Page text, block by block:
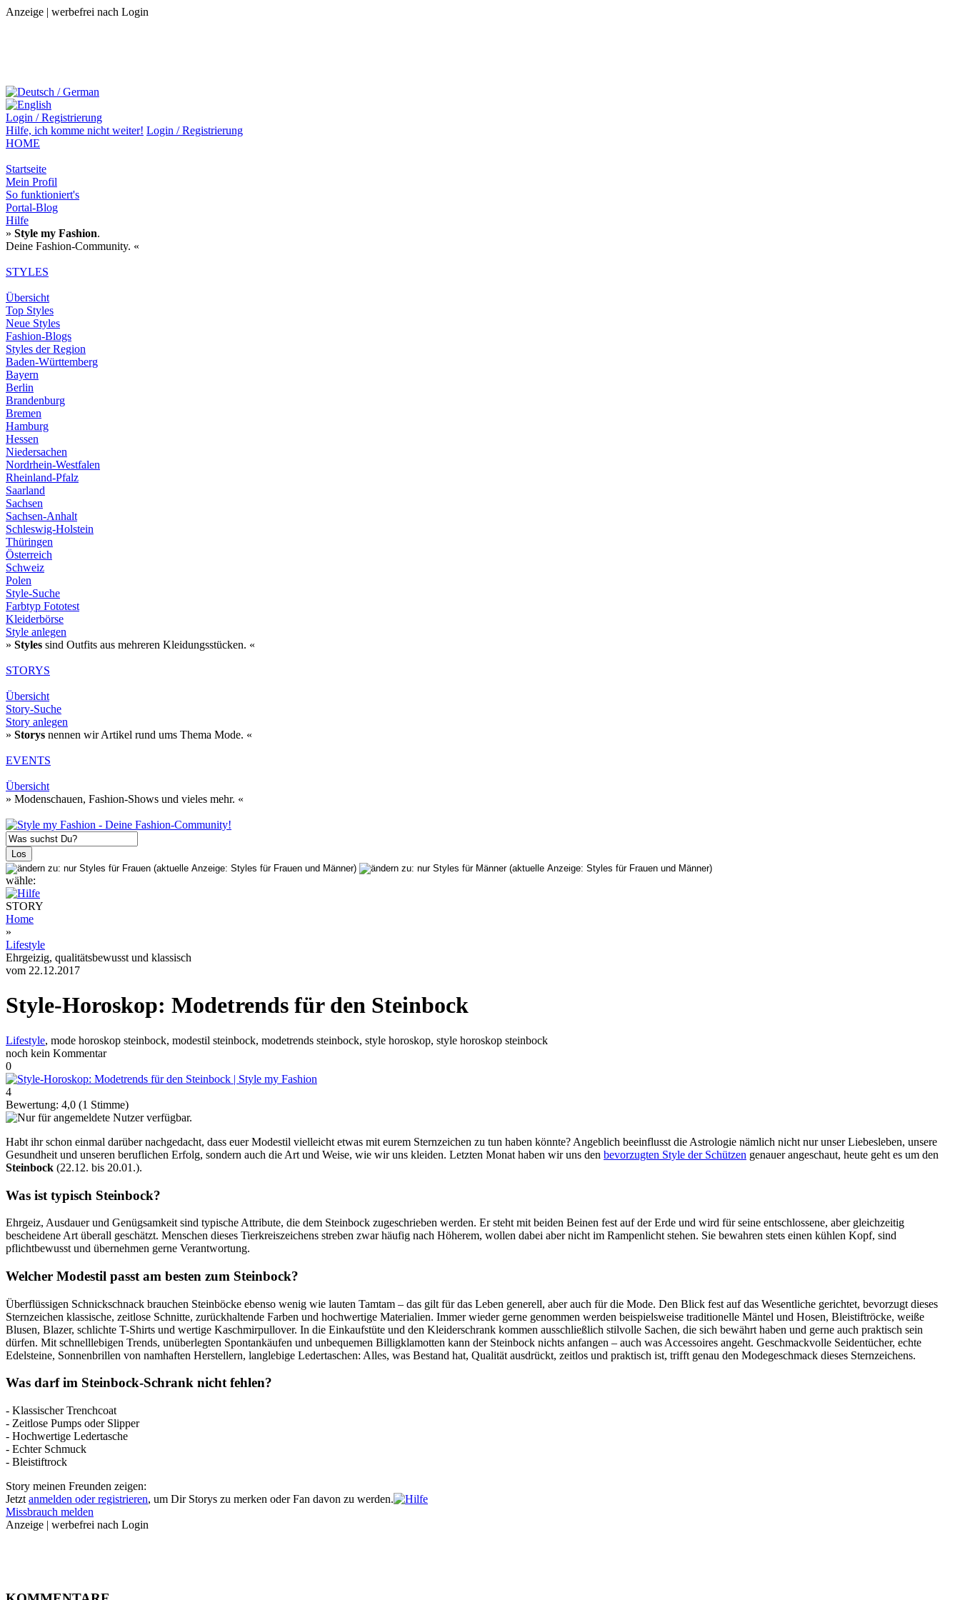
Anzeige | werbefrei nach Login
Login / Registrierung
Hilfe, ich komme nicht weiter! Login / Registrierung
HOME
Startseite
Mein Profil
So funktioniert's
Portal-Blog
Hilfe
» Style my Fashion.
Deine Fashion-Community. «
STYLES
Übersicht
Top Styles
Neue Styles
Fashion-Blogs
Styles der Region
Baden-Württemberg
Bayern
Berlin
Brandenburg
Bremen
Hamburg
Hessen
Niedersachen
Nordrhein-Westfalen
Rheinland-Pfalz
Saarland
Sachsen
Sachsen-Anhalt
Schleswig-Holstein
Thüringen
Österreich
Schweiz
Polen
Style-Suche
Farbtyp Fototest
Kleiderbörse
Style anlegen
» Styles sind Outfits aus mehreren Kleidungsstücken. «
STORYS
Übersicht
Story-Suche
Story anlegen
» Storys nennen wir Artikel rund ums Thema Mode. «
EVENTS
Übersicht
» Modenschauen, Fashion-Shows und vieles mehr. «
wähle:
STORY
Home
»
Lifestyle
Ehrgeizig, qualitätsbewusst und klassisch
vom 22.12.2017
Style-Horoskop: Modetrends für den Steinbock
Lifestyle, mode horoskop steinbock, modestil steinbock, modetrends steinbock, style horoskop, style horoskop steinbock
noch kein Kommentar
0
4
Bewertung: 4,0 (1 Stimme)
Habt ihr schon einmal darüber nachgedacht, dass euer Modestil vielleicht etwas mit eurem Sternzeichen zu tun haben könnte? Angeblich beeinflusst die Astrologie nämlich nicht nur unser Liebesleben, unsere
Gesundheit und unseren beruflichen Erfolg, sondern auch die Art und Weise, wie wir uns kleiden. Letzten Monat haben wir uns den bevorzugten Style der Schützen genauer angeschaut, heute geht es um den
Steinbock (22.12. bis 20.01.).
Was ist typisch Steinbock?
Ehrgeiz, Ausdauer und Genügsamkeit sind typische Attribute, die dem Steinbock zugeschrieben werden. Er steht mit beiden Beinen fest auf der Erde und wird für seine entschlossene, aber gleichzeitig
bescheidene Art überall geschätzt. Menschen dieses Tierkreiszeichens streben zwar häufig nach Höherem, wollen dabei aber nicht im Rampenlicht stehen. Sie bewahren stets einen kühlen Kopf, sind
pflichtbewusst und übernehmen gerne Verantwortung.
Welcher Modestil passt am besten zum Steinbock?
Überflüssigen Schnickschnack brauchen Steinböcke ebenso wenig wie lauten Tamtam – das gilt für das Leben generell, aber auch für die Mode. Den Blick fest auf das Wesentliche gerichtet, bevorzugt dieses
Sternzeichen klassische, zeitlose Schnitte, zurückhaltende Farben und hochwertige Materialien. Immer wieder gerne genommen werden beispielsweise traditionelle Mäntel und Hosen, Bleistiftröcke, weiße
Blusen, Blazer, schlichte T-Shirts und wertige Kaschmirpullover. In die Einkaufstüte und den Kleiderschrank kommen ausschließlich stilvolle Sachen, die sich bewährt haben und gerne auch praktisch sein
dürfen. Mit schnelllebigen Trends, unüberlegten Spontankäufen und unbequemen Billigklamotten kann der Steinbock nichts anfangen – auch was Accessoires angeht. Geschmackvolle Seidentücher, echte
Edelsteine, Sonnenbrillen von namhaften Herstellern, langlebige Ledertaschen: Alles, was Bestand hat, Qualität ausdrückt, zeitlos und praktisch ist, trifft genau den Modegeschmack dieses Sternzeichens.
Was darf im Steinbock-Schrank nicht fehlen?
- Klassischer Trenchcoat
- Zeitlose Pumps oder Slipper
- Hochwertige Ledertasche
- Echter Schmuck
- Bleistiftrock
Story meinen Freunden zeigen:
Jetzt anmelden oder registrieren, um Dir Storys zu merken oder Fan davon zu werden.
Missbrauch melden
Anzeige | werbefrei nach Login